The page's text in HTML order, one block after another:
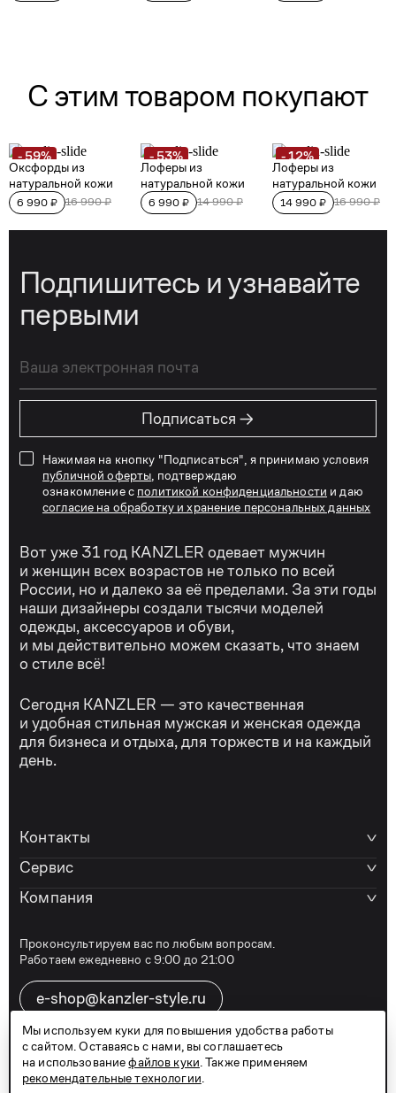
Подпишитесь и узнавайте
первыми
Подписаться →
Нажимая на кнопку "Подписаться", я принимаю условия
публичной оферты , подтверждаю
ознакомление с политикой конфиденциальности и даю
согласие на обработку и хранение персональных данных
Вот уже 31 год KANZLER одевает мужчин
и женщин всех возрастов не только по всей
России, но и далеко за её пределами. За эти годы
наши дизайнеры создали тысячи моделей
одежды, аксессуаров и обуви,
и мы действительно можем сказать, что знаем
о стиле всё!
Сегодня KANZLER — это качественная
и удобная стильная мужская и женская одежда
для бизнеса и отдыха, для торжеств и на каждый
день.
Контакты
Сервис
Компания
Проконсультируем вас по любым вопросам.
Работаем ежедневно с 9:00 до 21:00
e-shop@kanzler-style.ru
8 800 600 77 07
Мы используем куки для повышения удобства работы
с сайтом. Оставаясь с нами, вы соглашаетесь
на использованиефайлов куки . Также применяем
рекомендательные технологии